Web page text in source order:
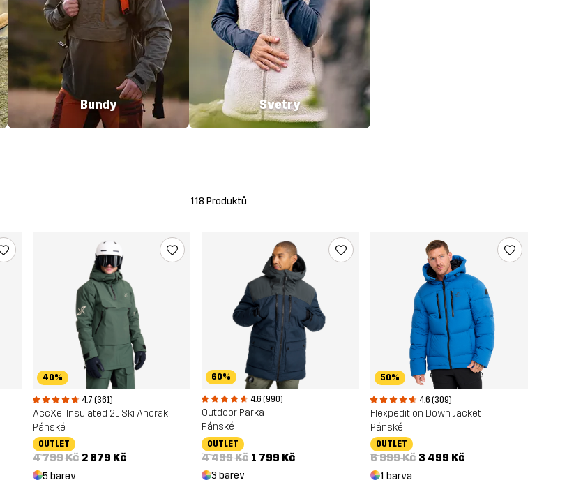
Bundy Svetry
118 Produktů
40%
4.7 (361)
AccXel Insulated 2L Ski Anorak
Pánské
OUTLET
4 799 Kč 2 879 Kč
5 barev
60%
4.6 (990)
Outdoor Parka
Pánské
OUTLET
4 499 Kč 1 799 Kč
3 barev
50%
4.6 (309)
Flexpedition Down Jacket
Pánské
OUTLET
6 999 Kč 3 499 Kč
1 barva